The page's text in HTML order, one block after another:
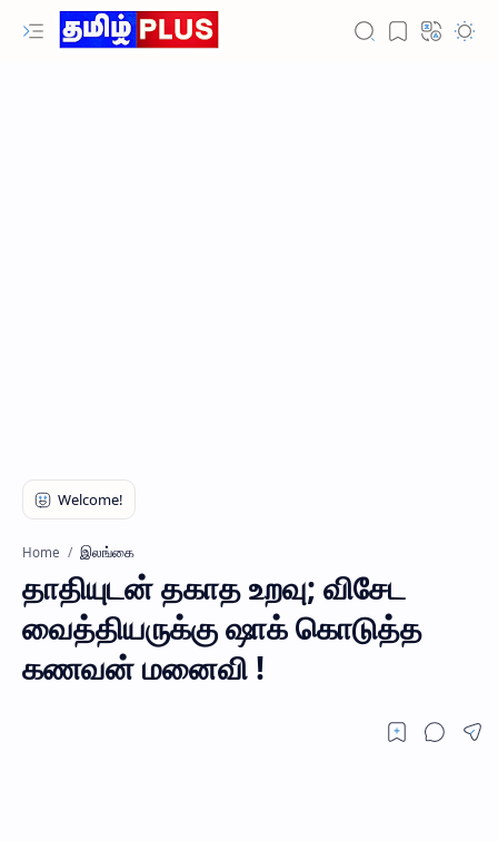
Home இலங்கை
தாதியுடன் தகாத உறவு; விசேட
வைத்தியருக்கு ஷாக் கொடுத்த
கணவன் மனைவி !